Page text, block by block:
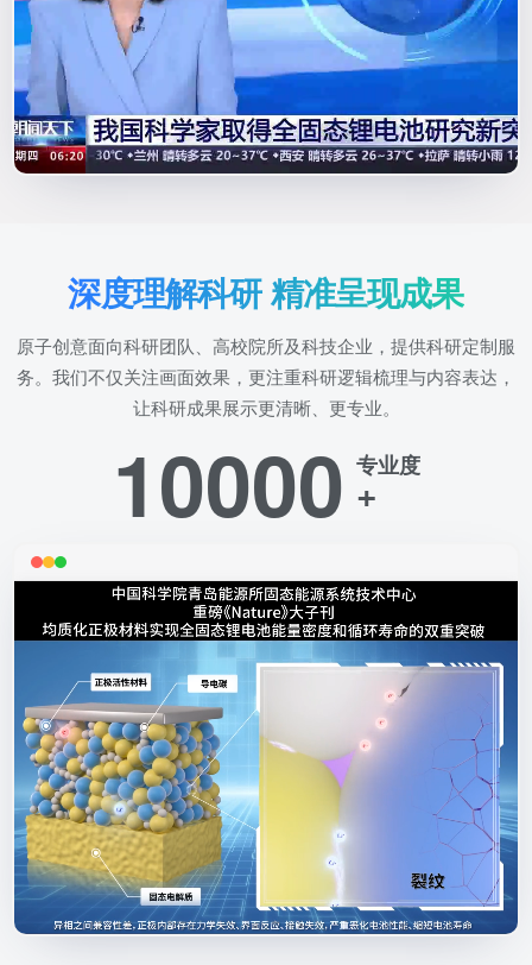
深度理解科研 精准呈现成果
原子创意面向科研团队、高校院所及科技企业，提供科研定制服
务。我们不仅关注画面效果，更注重科研逻辑梳理与内容表达，
让科研成果展示更清晰、更专业。
10000 专业度
+